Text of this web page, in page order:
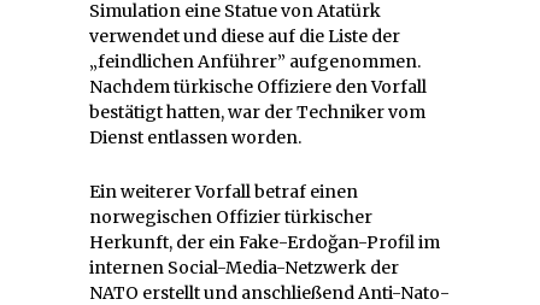
Simulation eine Statue von Atatürk
verwendet und diese auf die Liste der
„feindlichen Anführer” aufgenommen.
Nachdem türkische Offiziere den Vorfall
bestätigt hatten, war der Techniker vom
Dienst entlassen worden.
Ein weiterer Vorfall betraf einen
norwegischen Offizier türkischer
Herkunft, der ein Fake-Erdoğan-Profil im
internen Social-Media-Netzwerk der
NATO erstellt und anschließend Anti-Nato-